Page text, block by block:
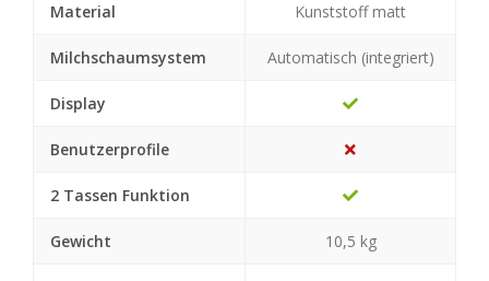
Material Kunststoff matt
Milchschaumsystem Automatisch (integriert)
Display
Benutzerprofile
2 Tassen Funktion
Gewicht 10,5 kg